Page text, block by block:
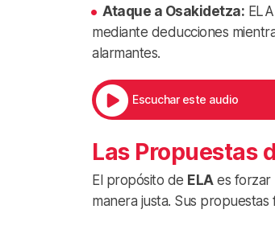
Ataque a Osakidetza:
mediante deducciones
alarmantes.
Escuchar este audio
Las Propuestas
El propósito de ELAes forzar
manera justa. Sus